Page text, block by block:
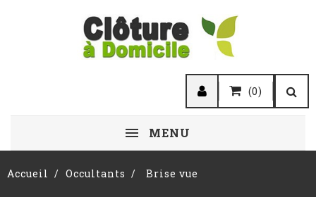
(0)
MENU
Accueil Occultants Brise vue